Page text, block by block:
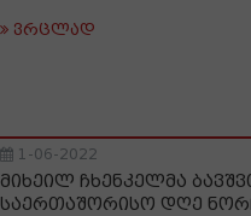
ვრცლად
1-06-2022
მიხეილ ჩხენკელმა
საერთაშორისო დღე